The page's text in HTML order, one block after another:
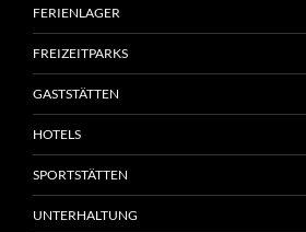
FERIENLAGER
FREIZEITPARKS
GASTSTÄTTEN
HOTELS
SPORTSTÄTTEN
UNTERHALTUNG